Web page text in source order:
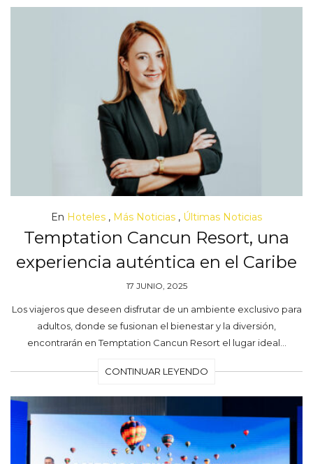
En Hoteles , Más Noticias , Últimas Noticias
Temptation Cancun Resort, una
experiencia auténtica en el Caribe
17 JUNIO, 2025
Los viajeros que deseen disfrutar de un ambiente exclusivo para
adultos, donde se fusionan el bienestar y la diversión,
encontrarán en Temptation Cancun Resort el lugar ideal…
CONTINUAR LEYENDO